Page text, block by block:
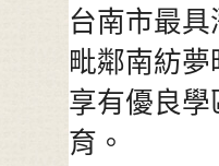
台南市最
毗鄰南紡
享有優良
育。